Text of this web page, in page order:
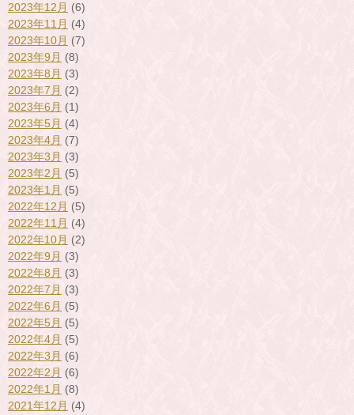
2023年12月 (6)
2023年11月 (4)
2023年10月 (7)
2023年9月 (8)
2023年8月 (3)
2023年7月 (2)
2023年6月 (1)
2023年5月 (4)
2023年4月 (7)
2023年3月 (3)
2023年2月 (5)
2023年1月 (5)
2022年12月 (5)
2022年11月 (4)
2022年10月 (2)
2022年9月 (3)
2022年8月 (3)
2022年7月 (3)
2022年6月 (5)
2022年5月 (5)
2022年4月 (5)
2022年3月 (6)
2022年2月 (6)
2022年1月 (8)
2021年12月 (4)